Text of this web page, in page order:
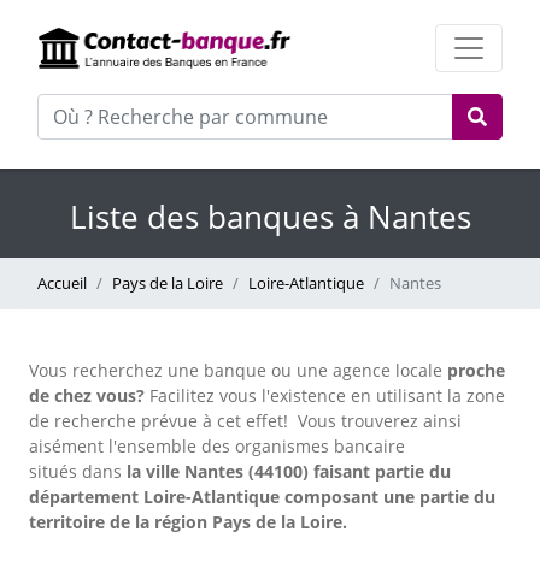
Liste des banques à Nantes
Accueil Pays de la Loire Loire-Atlantique Nantes
Vous recherchez une banque ou une agence locale proche
de chez vous? Facilitez vous l'existence en utilisant la zone
de recherche prévue à cet effet! Vous trouverez ainsi
aisément l'ensemble des organismes bancaire
situés dans la ville Nantes (44100) faisant partie du
département Loire-Atlantique composant une partie du
territoire de la région Pays de la Loire.